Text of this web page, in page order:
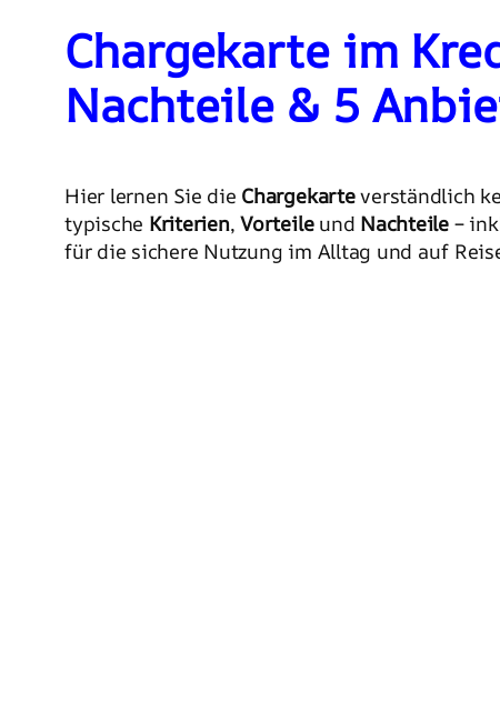
Chargekarte im
Nachteile & 5
Hier lernen Sie die Chargekarteverständlich
typische Kriterien,Vorteileund Nachteile–
für die sichere Nutzung im Alltag und auf